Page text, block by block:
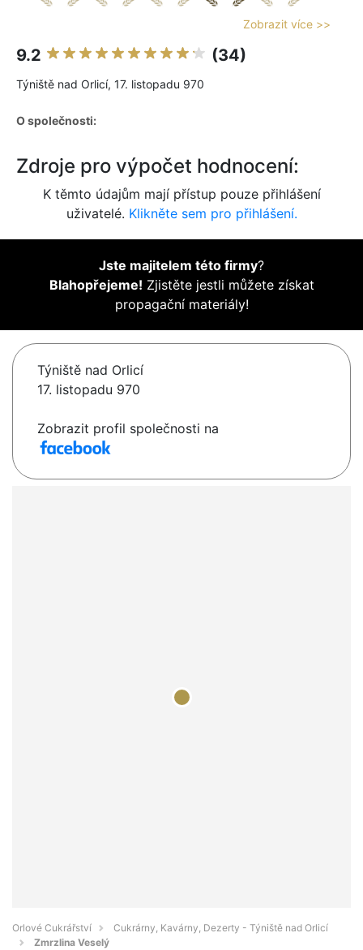
Zobrazit více >>
9.2 (34)
Týniště nad Orlicí, 17. listopadu 970
O společnosti:
Zdroje pro výpočet hodnocení:
K těmto údajům mají přístup pouze přihlášení
uživatelé. Klikněte sem pro přihlášení.
Jste majitelem této firmy?
Blahopřejeme! Zjistěte jestli můžete získat
propagační materiály!
Týniště nad Orlicí
17. listopadu 970
Zobrazit profil společnosti na
Orlové Cukrářství
Cukrárny, Kavárny, Dezerty - Týniště nad Orlicí
Zmrzlina Veselý